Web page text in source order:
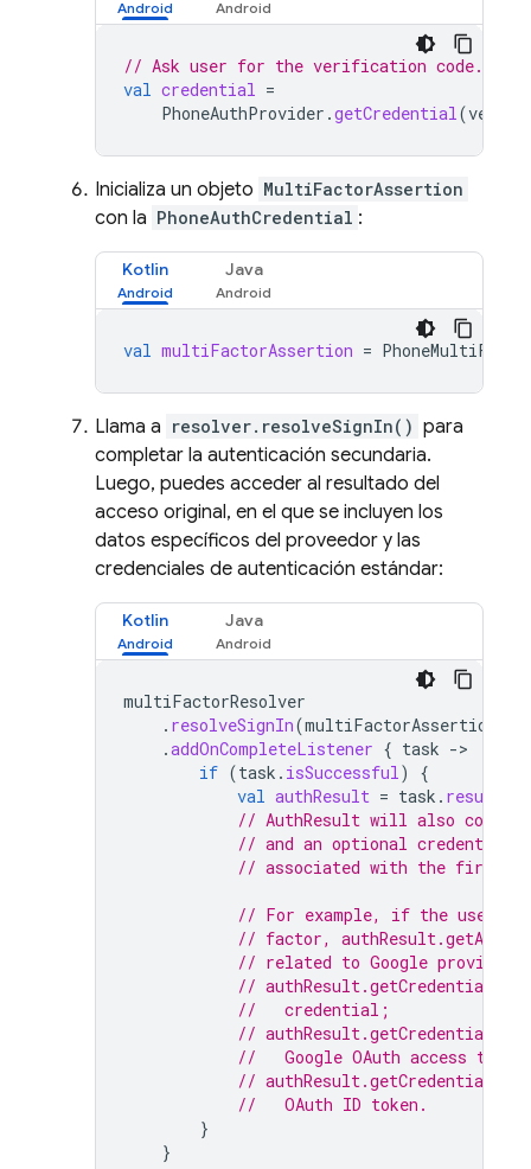
// Ask user for the verification code.
val credential =
PhoneAuthProvider .getCredential(
Inicializa un objeto MultiFactorAssertion
con la PhoneAuthCredential :
Kotlin Java
val multiFactorAssertion =
Llama a resolver.resolveSignIn() para
completar la autenticación secundaria.
Luego, puedes acceder al resultado del
acceso original, en el que se incluyen los
datos específicos del proveedor y las
credenciales de autenticación estándar:
Kotlin Java
multiFactorResolver
. resolveSignIn(multiFactorAssertion
.addOnCompleteListener { task -
if (task . isSuccessful)
{
val authResult = task . result
// AuthResult will also
// and an optional credential
// associated with the first
// For example, if the user
// factor,
// related to Google provider
// authResult.getCredential()
//   credential;
//
//   Google OAuth access
//
//   OAuth ID token.
}
}